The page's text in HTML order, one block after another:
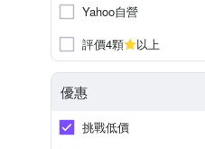
Yahoo自營
評價4顆
以上
優惠
挑戰低價